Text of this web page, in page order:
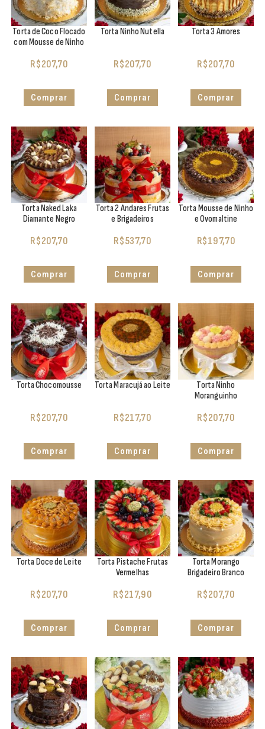
Torta de Coco Flocado
com Mousse de Ninho
R$207,70
Comprar
Torta Ninho Nutella
R$207,70
Comprar
Torta 3 Amores
R$207,70
Comprar
Torta Naked Laka
Diamante Negro
R$207,70
Comprar
Torta 2 Andares Frutas
e Brigadeiros
R$537,70
Comprar
Torta Mousse de Ninho
e Ovomaltine
R$197,70
Comprar
Torta Chocomousse
R$207,70
Comprar
Torta Maracujá ao Leite
R$217,70
Comprar
Torta Ninho
Moranguinho
R$207,70
Comprar
Torta Doce de Leite
R$207,70
Comprar
Torta Pistache Frutas
Vermelhas
R$217,90
Comprar
Torta Morango
Brigadeiro Branco
R$207,70
Comprar